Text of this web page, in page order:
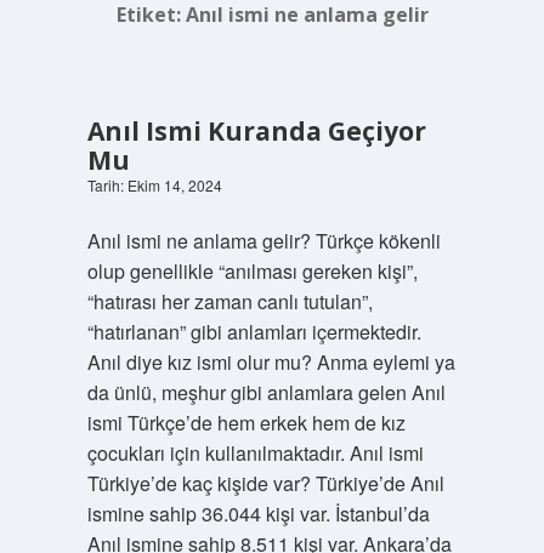
Etiket:Anıl ismi ne anlama gelir
Anıl Ismi Kuranda Geçiyor
Mu
Tarih: Ekim 14, 2024
Anıl ismi ne anlama gelir? Türkçe kökenli
olup genellikle “anılması gereken kişi”,
“hatırası her zaman canlı tutulan”,
“hatırlanan” gibi anlamları içermektedir.
Anıl diye kız ismi olur mu? Anma eylemi ya
da ünlü, meşhur gibi anlamlara gelen Anıl
ismi Türkçe’de hem erkek hem de kız
çocukları için kullanılmaktadır. Anıl ismi
Türkiye’de kaç kişide var? Türkiye’de Anıl
ismine sahip 36.044 kişi var. İstanbul’da
Anıl ismine sahip 8.511 kişi var. Ankara’da